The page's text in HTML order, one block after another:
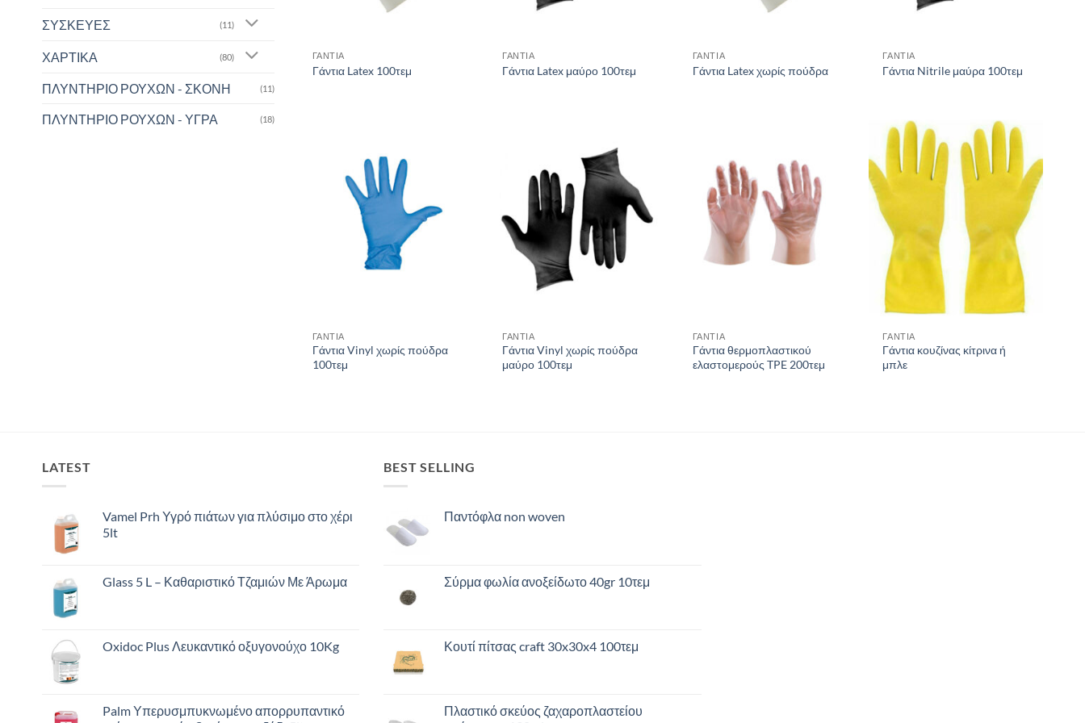
ΣΥΣΚΕΥΕΣ (11)
ΧΑΡΤΙΚΑ (80)
ΠΛΥΝΤΗΡΙΟ ΡΟΥΧΩΝ - ΣΚΟΝΗ (11)
ΠΛΥΝΤΗΡΙΟ ΡΟΥΧΩΝ - ΥΓΡΑ (18)
ΓΑΝΤΙΑ
Γάντια Latex 100τεμ
ΓΑΝΤΙΑ
Γάντια Latex μαύρο 100τεμ
ΓΑΝΤΙΑ
Γάντια Latex χωρίς πούδρα
ΓΑΝΤΙΑ
Γάντια Nitrile μαύρα 100τεμ
ΓΑΝΤΙΑ
Γάντια Vinyl χωρίς πούδρα
100τεμ
ΓΑΝΤΙΑ
Γάντια Vinyl χωρίς πούδρα
μαύρο 100τεμ
ΓΑΝΤΙΑ
Γάντια θερμοπλαστικού
ελαστομερούς TPE 200τεμ
ΓΑΝΤΙΑ
Γάντια κουζίνας κίτρινα ή
μπλε
LATEST
Vamel Prh Υγρό πιάτων για πλύσιμο στο χέρι
5lt
Glass 5 L – Καθαριστικό Τζαμιών Με Άρωμα
Oxidoc Plus Λευκαντικό οξυγονούχο 10Kg
Palm Υπερυσμπυκνωμένο απορρυπαντικό
BEST SELLING
Παντόφλα non woven
Σύρμα φωλία ανοξείδωτο 40gr 10τεμ
Κουτί πίτσας craft 30x30x4 100τεμ
Πλαστικό σκεύος ζαχαροπλαστείου